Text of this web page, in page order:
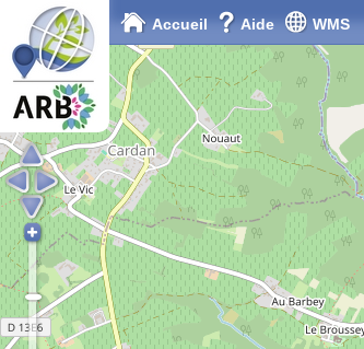
Accueil Aide WMS